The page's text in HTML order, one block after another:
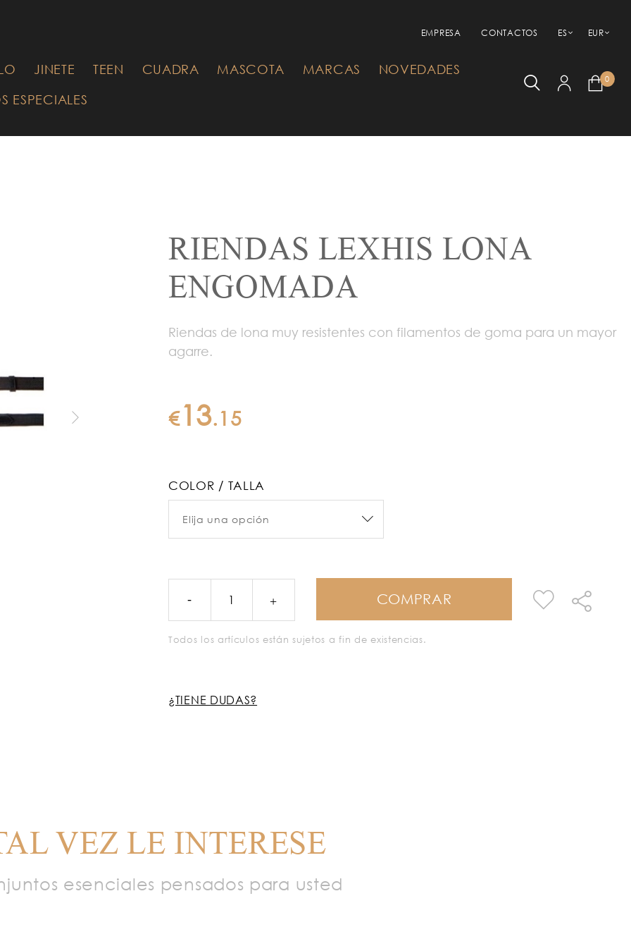
EMPRESA CONTACTOS ES EUR
JINETE TEEN CUADRA MASCOTA MARCAS
NOVEDADES
ESPECIALES
0
RIENDAS LEXHIS LONA
ENGOMADA
Riendas de lona muy resistentes con filamentos de goma para un mayor
agarre.
€13.15
COLOR / TALLA
COMPRAR
Todos los artículos están sujetos a fin de existencias.
¿TIENE DUDAS?
VEZ LE INTERESE
esenciales pensados para usted